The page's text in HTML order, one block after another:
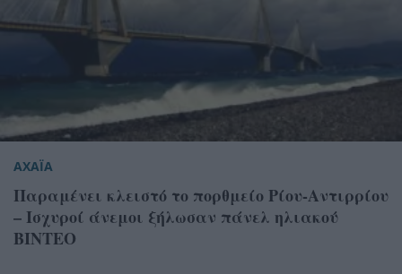
ΑΧΑΪΑ
Παραμένει κλειστό το πορθμείο Ρίου-Αντιρρίου
– Ισχυροί άνεμοι ξήλωσαν πάνελ ηλιακού
ΒΙΝΤΕΟ